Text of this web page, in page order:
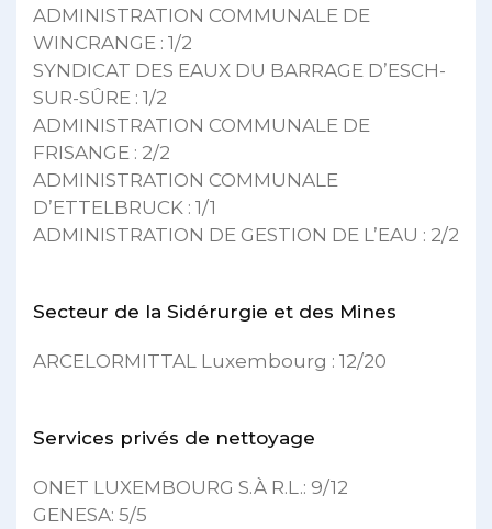
ADMINISTRATION COMMUNALE DE
WINCRANGE : 1/2
SYNDICAT DES EAUX DU BARRAGE D’ESCH-
SUR-SÛRE : 1/2
ADMINISTRATION COMMUNALE DE
FRISANGE : 2/2
ADMINISTRATION COMMUNALE
D’ETTELBRUCK : 1/1
ADMINISTRATION DE GESTION DE L’EAU : 2/2
Secteur de la Sidérurgie et des Mines
ARCELORMITTAL Luxembourg : 12/20
Services privés de nettoyage
ONET LUXEMBOURG S.À R.L.: 9/12
GENESA: 5/5